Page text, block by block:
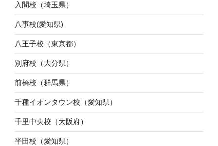
入間校（埼玉県）
八事校(愛知県)
八王子校（東京都）
別府校（大分県）
前橋校（群馬県）
千種イオンタウン校（愛知県）
千里中央校（大阪府）
半田校（愛知県）